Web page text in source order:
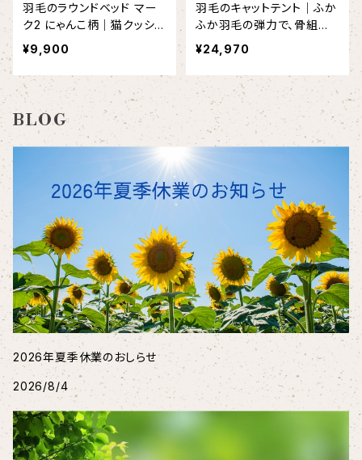
羽毛のラウンドベッド マー
ク2 にゃんこ柄｜猫クッショ
ン･ペット
¥9,900
羽毛のキャットテント｜ふか
ふか羽毛の弾力で、骨組み
なしで自立する、留守番猫
ちゃんにも安心なお家！
¥24,970
BLOG
2026年夏季休業のおしらせ
2026/8/4